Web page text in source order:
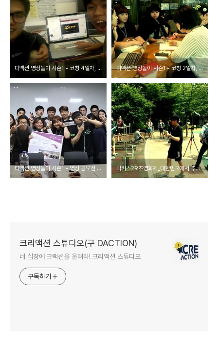
디액션 영상놀이 시즌1 - 코칭 4일차, 편집 마무리 디액션 영상놀이 시즌1 - 코칭 2일차, 기획
디액션 영상놀이 시즌1 - 영상 공모전 START 박카스29초영화제_대한민국에서 추남으로 산다는 것_메이킹필름
크리액션 스튜디오(구 DACTION)
네 심장에 크랙션을 울려라! 크리액션 스튜디오
구독하기